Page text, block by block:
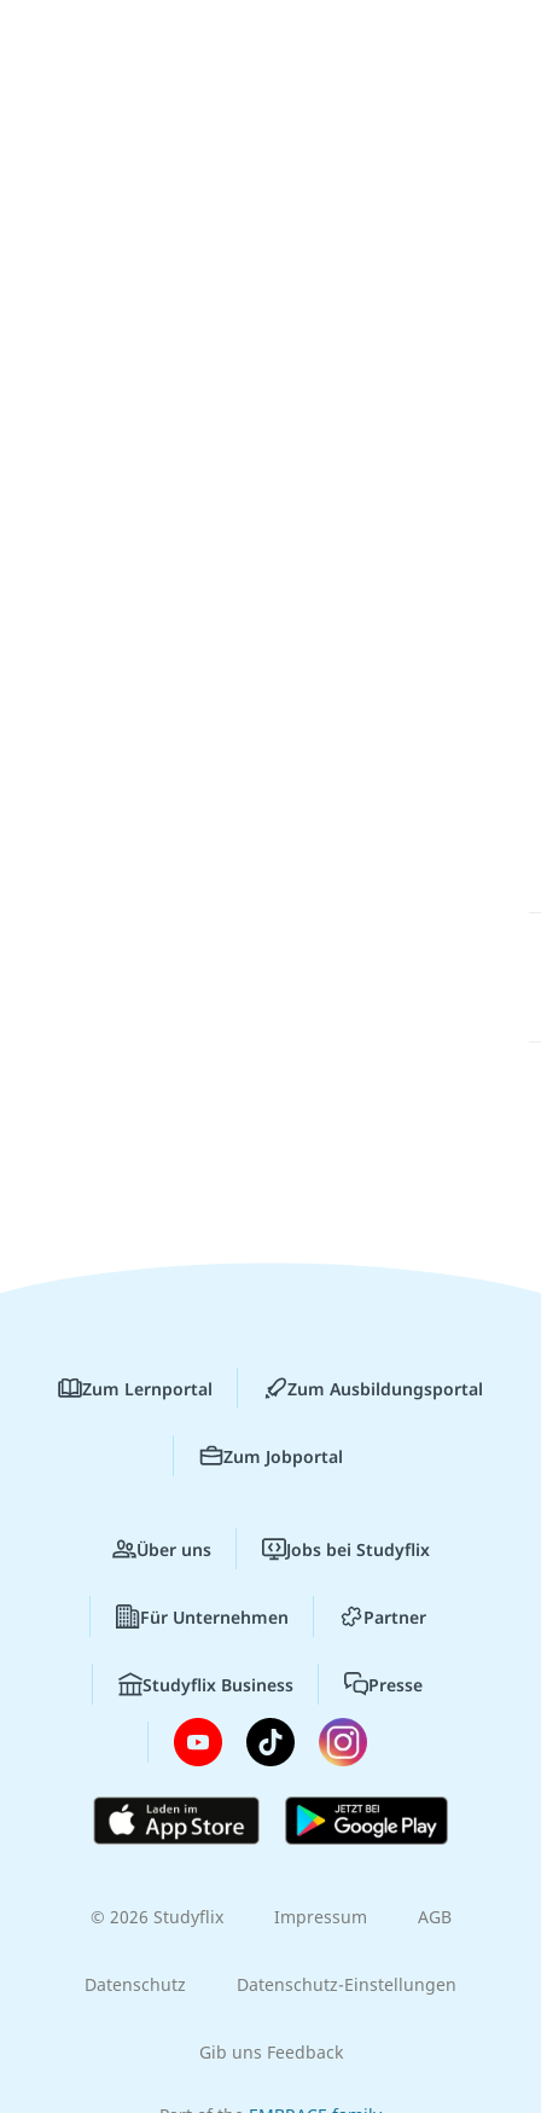
Zum Lernportal Zum Ausbildungsportal
Zum Jobportal
Über uns Jobs bei Studyflix
Für Unternehmen Partner
Studyflix Business Presse
© 2026 Studyflix Impressum AGB
Datenschutz Datenschutz-Einstellungen
Gib uns Feedback